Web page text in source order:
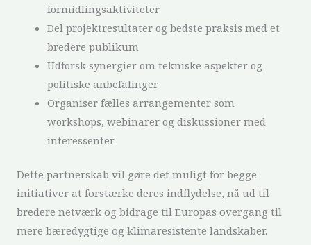
formidlingsaktiviteter
Del projektresultater og bedste praksis med et
bredere publikum
Udforsk synergier om tekniske aspekter og
politiske anbefalinger
Organiser fælles arrangementer som
workshops, webinarer og diskussioner med
interessenter
Dette partnerskab vil gøre det muligt for begge
initiativer at forstærke deres indflydelse, nå ud til
bredere netværk og bidrage til Europas overgang til
mere bæredygtige og klimaresistente landskaber.